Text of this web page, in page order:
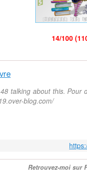
14/100
talking about this.
blog.com/
Retrouvez-moi sur